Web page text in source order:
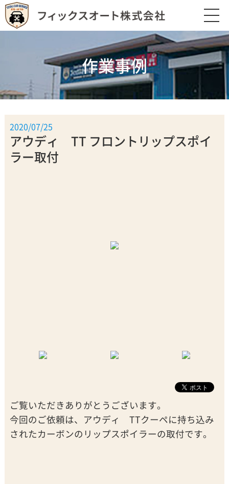
作業事例
2020/07/25
アウディ TT フロントリップスポイ
ラー取付
ご覧いただきありがとうございます。
今回のご依頼は、アウディ TTクーペに持ち込み
されたカーボンのリップスポイラーの取付です。